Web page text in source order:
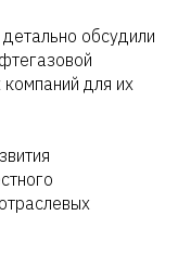
обсудили
для их